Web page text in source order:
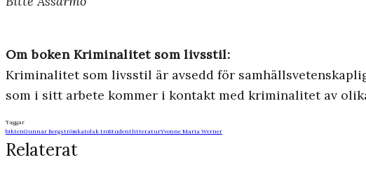
Om boken Kriminalitet som livsstil:
Kriminalitet som livsstil är avsedd för
som i sitt arbete kommer i kontakt med kriminalitet av
Taggar
biktenGunnar Bergströmkatolsk troStudentlitteraturYvonne Maria Werner
Relaterat